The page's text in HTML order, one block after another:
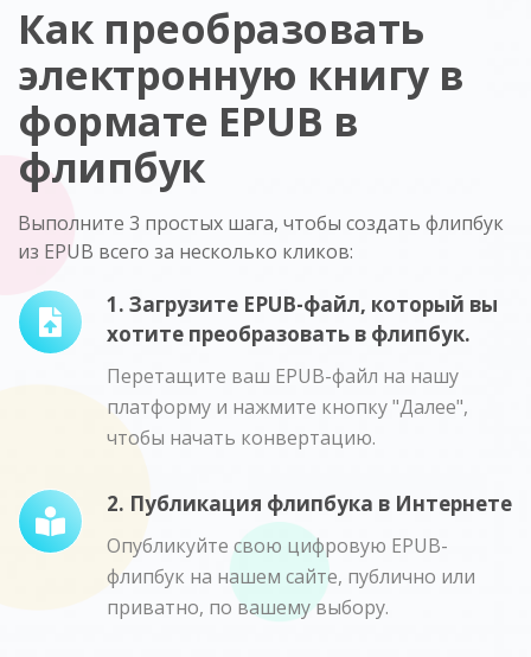
Как преобразовать
электронную книгу в
формате EPUB в
флипбук
Выполните 3 простых шага, чтобы создать флипбук
из EPUB всего за несколько кликов:
1. Загрузите EPUB-файл, который вы
хотите преобразовать в флипбук.
Перетащите ваш EPUB-файл на нашу
платформу и нажмите кнопку "Далее",
чтобы начать конвертацию.
2. Публикация флипбука в Интернете
Опубликуйте свою цифровую EPUB-
флипбук на нашем сайте, публично или
приватно, по вашему выбору.